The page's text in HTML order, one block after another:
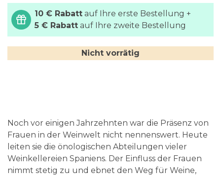
der
Bildgalerie
springen
10 € Rabatt auf Ihre erste Bestellung +
5 € Rabatt auf Ihre zweite Bestellung
Nicht vorrätig
Noch vor einigen Jahrzehnten war die Präsenz von
Frauen in der Weinwelt nicht nennenswert. Heute
leiten sie die önologischen Abteilungen vieler
Weinkellereien Spaniens. Der Einfluss der Frauen
nimmt stetig zu und ebnet den Weg für Weine,